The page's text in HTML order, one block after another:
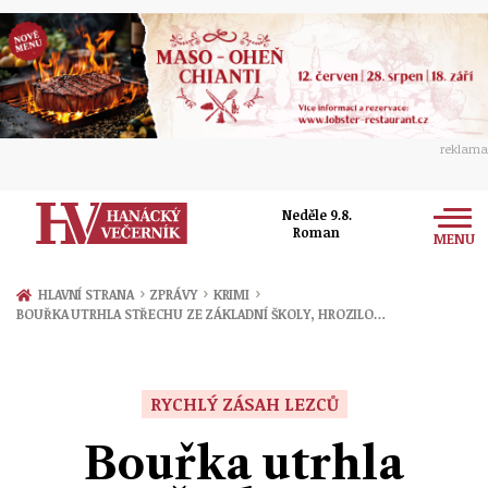
reklama
Neděle 9.8.
Roman
MENU
Zprávy
Ekonomika
HLAVNÍ STRANA › ZPRÁVY › KRIMI ›
BOUŘKA UTRHLA STŘECHU ZE ZÁKLADNÍ ŠKOLY, HROZILO…
RYCHLÝ ZÁSAH LEZCŮ
Bouřka utrhla